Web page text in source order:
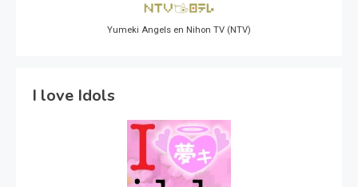
Yumeki Angels en Nihon TV (NTV)
I love Idols